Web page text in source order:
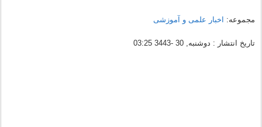
مجموعه: اخبار علمی و آموزشی
تاریخ انتشار : دوشنبه, 30 -3443 03:25